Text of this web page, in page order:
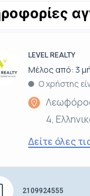
LEVEL REALTY
Μέλος από: 3
Ο χρήστης
4,
Δείτε όλες
2109924555